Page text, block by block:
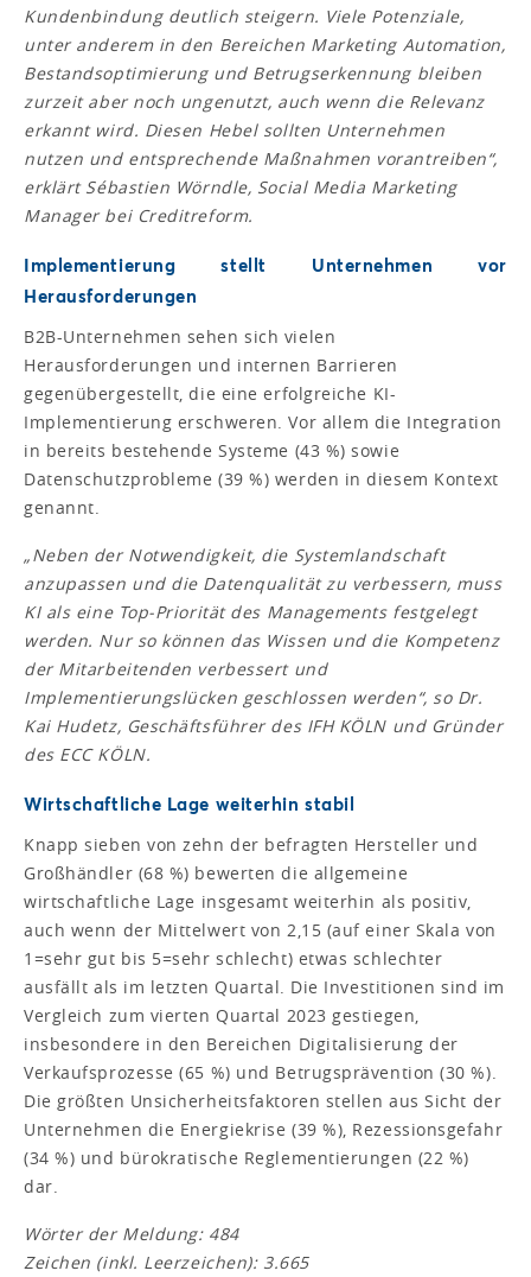
Kundenbindung deutlich steigern. Viele Potenziale,
unter anderem in den Bereichen Marketing Automation,
Bestandsoptimierung und Betrugserkennung bleiben
zurzeit aber noch ungenutzt, auch wenn die Relevanz
erkannt wird. Diesen Hebel sollten Unternehmen
nutzen und entsprechende Maßnahmen vorantreiben“,
erklärt Sébastien Wörndle, Social Media Marketing
Manager bei Creditreform.
Implementierung stellt Unternehmen vor
Herausforderungen
B2B-Unternehmen sehen sich vielen
Herausforderungen und internen Barrieren
gegenübergestellt, die eine erfolgreiche KI-
Implementierung erschweren. Vor allem die Integration
in bereits bestehende Systeme (43 %) sowie
Datenschutzprobleme (39 %) werden in diesem Kontext
genannt.
„Neben der Notwendigkeit, die Systemlandschaft
anzupassen und die Datenqualität zu verbessern, muss
KI als eine Top-Priorität des Managements festgelegt
werden. Nur so können das Wissen und die Kompetenz
der Mitarbeitenden verbessert und
Implementierungslücken geschlossen werden“, so Dr.
Kai Hudetz, Geschäftsführer des IFH KÖLN und Gründer
des ECC KÖLN.
Wirtschaftliche Lage weiterhin stabil
Knapp sieben von zehn der befragten Hersteller und
Großhändler (68 %) bewerten die allgemeine
wirtschaftliche Lage insgesamt weiterhin als positiv,
auch wenn der Mittelwert von 2,15 (auf einer Skala von
1=sehr gut bis 5=sehr schlecht) etwas schlechter
ausfällt als im letzten Quartal. Die Investitionen sind im
Vergleich zum vierten Quartal 2023 gestiegen,
insbesondere in den Bereichen Digitalisierung der
Verkaufsprozesse (65 %) und Betrugsprävention (30 %).
Die größten Unsicherheitsfaktoren stellen aus Sicht der
Unternehmen die Energiekrise (39 %), Rezessionsgefahr
(34 %) und bürokratische Reglementierungen (22 %)
dar.
Wörter der Meldung: 484
Zeichen (inkl. Leerzeichen): 3.665